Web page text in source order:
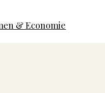
& Economie